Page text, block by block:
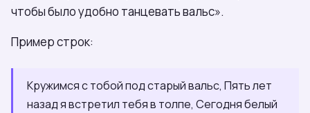
чтобы было удобно танцевать вальс».
Пример строк:
Кружимся с тобой под старый вальс, Пять лет
назад я встретил тебя в толпе, Сегодня белый